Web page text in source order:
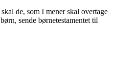
de, som I mener skal overtage
sende børnetestamentet til